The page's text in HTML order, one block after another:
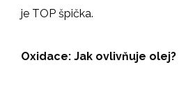
je TOP špička.
Oxidace: Jak ovlivňuje olej?